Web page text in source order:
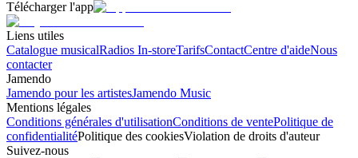
Télécharger l'app
Liens utiles
Catalogue musicalRadios In-storeTarifsContactCentre d'aideNous
contacter
Jamendo
Jamendo pour les artistesJamendo Music
Mentions légales
Conditions générales d'utilisationConditions de ventePolitique de
confidentialitéPolitique des cookiesViolation de droits d'auteur
Suivez-nous